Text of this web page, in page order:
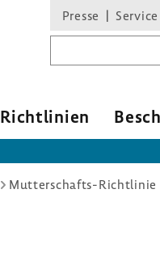
Presse Service
Richtlinien
Mutterschafts-Richtlinie